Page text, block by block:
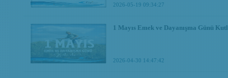
2026-05-19 09:34:27
1 Mayıs Emek ve Dayanışma Günü
2026-04-30 14:47:42